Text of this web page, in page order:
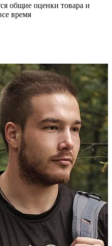
общие оценки товара и
время